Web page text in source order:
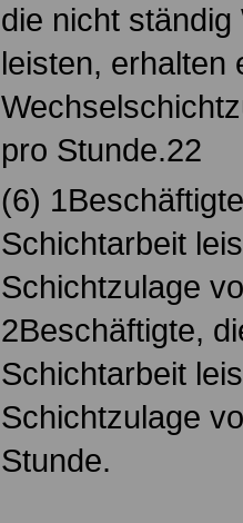
die nicht
leisten, erhalten
pro Stunde.22
(6)
Schichtarbeit
Schichtzulage
2Beschäftigte,
Schichtarbeit
Schichtzulage
Stunde.